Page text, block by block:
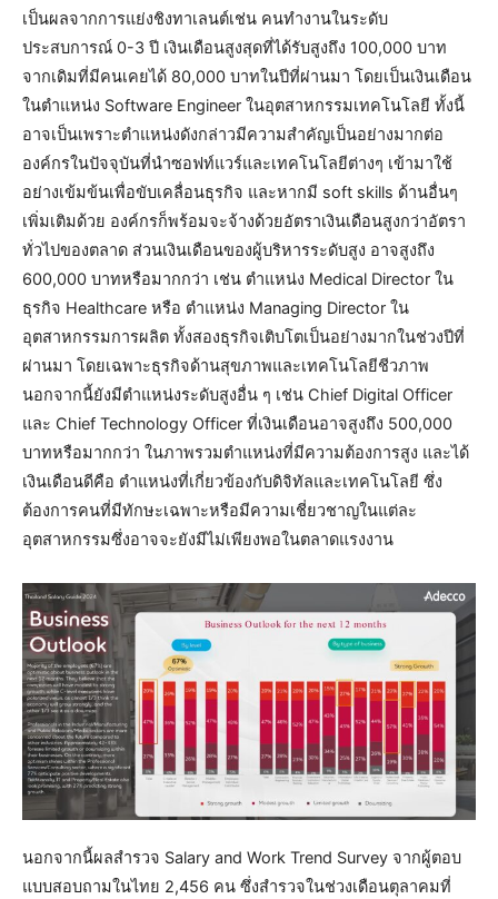
เป็นผลจากการแย่งชิงทาเลนต์เช่น คนทำงานในระดับ
ประสบการณ์ 0-3 ปี เงินเดือนสูงสุดที่ได้รับสูงถึง 100,000 บาท
จากเดิมที่มีคนเคยได้ 80,000 บาทในปีที่ผ่านมา โดยเป็นเงินเดือน
ในตำแหน่ง Software Engineer ในอุตสาหกรรมเทคโนโลยี ทั้งนี้
อาจเป็นเพราะตำแหน่งดังกล่าวมีความสำคัญเป็นอย่างมากต่อ
องค์กรในปัจจุบันที่นำซอฟท์แวร์และเทคโนโลยีต่างๆ เข้ามาใช้
อย่างเข้มข้นเพื่อขับเคลื่อนธุรกิจ และหากมี soft skills ด้านอื่นๆ
เพิ่มเติมด้วย องค์กรก็พร้อมจะจ้างด้วยอัตราเงินเดือนสูงกว่าอัตรา
ทั่วไปของตลาด ส่วนเงินเดือนของผู้บริหารระดับสูง อาจสูงถึง
600,000 บาทหรือมากกว่า เช่น ตำแหน่ง Medical Director ใน
ธุรกิจ Healthcare หรือ ตำแหน่ง Managing Director ใน
อุตสาหกรรมการผลิต ทั้งสองธุรกิจเติบโตเป็นอย่างมากในช่วงปีที่
ผ่านมา โดยเฉพาะธุรกิจด้านสุขภาพและเทคโนโลยีชีวภาพ
นอกจากนี้ยังมีตำแหน่งระดับสูงอื่น ๆ เช่น Chief Digital Officer
และ Chief Technology Officer ที่เงินเดือนอาจสูงถึง 500,000
บาทหรือมากกว่า ในภาพรวมตำแหน่งที่มีความต้องการสูง และได้
เงินเดือนดีคือ ตำแหน่งที่เกี่ยวข้องกับดิจิทัลและเทคโนโลยี ซึ่ง
ต้องการคนที่มีทักษะเฉพาะหรือมีความเชี่ยวชาญในแต่ละ
อุตสาหกรรมซึ่งอาจจะยังมีไม่เพียงพอในตลาดแรงงาน
นอกจากนี้ผลสำรวจ Salary and Work Trend Survey จากผู้ตอบ
แบบสอบถามในไทย 2,456 คน ซึ่งสำรวจในช่วงเดือนตุลาคมที่